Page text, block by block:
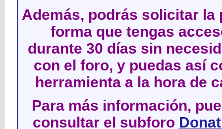
Además, podrás solicitar
forma que tengas
durante 30 días sin
con el foro, y puedas así
herramienta a la hora de
Para más información,
consultar el subforo